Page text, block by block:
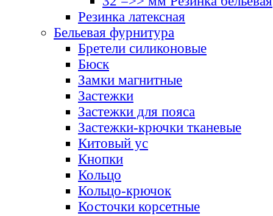
Резинка латексная
Бельевая фурнитура
Бретели силиконовые
Бюск
Замки магнитные
Застежки
Застежки для пояса
Застежки-крючки тканевые
Китовый ус
Кнопки
Кольцо
Кольцо-крючок
Косточки корсетные